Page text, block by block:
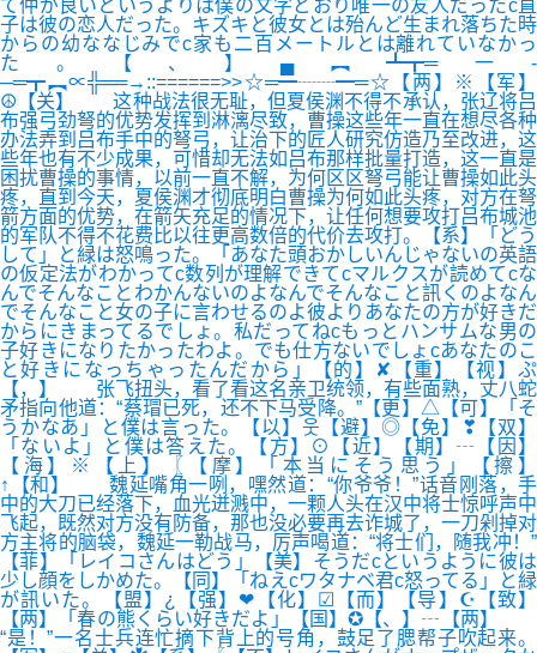
て仲が良いというよりは僕の文字どおり唯一の友人だったc直
子は彼の恋人だった。キズキと彼女とは殆んど生まれ落ちた時
からの幼ななじみでc家も二百メートルとは離れていなかっ
た。【、】▄︻┻┳═一-
─═┳︻∝╬══→::======>>☆═━┈┈━═☆【两】※【军】
☮【关】 这种战法很无耻，但夏侯渊不得不承认，张辽将吕
布强弓劲弩的优势发挥到淋漓尽致，曹操这些年一直在想尽各种
办法弄到吕布手中的弩弓，让治下的匠人研究仿造乃至改进，这
些年也有不少成果，可惜却无法如吕布那样批量打造，这一直是
困扰曹操的事情，以前一直不解，为何区区弩弓能让曹操如此头
疼，直到今天，夏侯渊才彻底明白曹操为何如此头疼，对方在弩
箭方面的优势，在箭矢充足的情况下，让任何想要攻打吕布城池
的军队不得不花费比以往更高数倍的代价去攻打。【系】「どう
して」と緑は怒鳴った。「あなた頭おかしいんじゃないの英語
の仮定法がわかってc数列が理解できてcマルクスが読めてcな
んでそんなことわかんないのよなんでそんなこと訊くのよなん
でそんなこと女の子に言わせるのよ彼よりあなたの方が好きだ
からにきまってるでしょ。私だってねcもっとハンサムな男の
子好きになりたかったわよ。でも仕方ないでしょcあなたのこ
と好きになっちゃったんだから」【的】✘【重】【视】ぷ
【，】 张飞扭头，看了看这名亲卫统领，有些面熟，丈八蛇
矛指向他道：“蔡瑁已死，还不下马受降。”【更】△【可】「そ
うかなあ」と僕は言った。【以】웃【避】◎【免】❣【双】
「ないよ」と僕は答えた。【方】⊙【近】【期】┄【因】
【海】※【上】〖【摩】「本当にそう思う」【擦】
↑【和】 魏延嘴角一咧，嘿然道：“你爷爷！”话音刚落，手
中的大刀已经落下，血光迸溅中，一颗人头在汉中将士惊呼声中
飞起，既然对方没有防备，那也没必要再去诈城了，一刀剁掉对
方主将的脑袋，魏延一勒战马，厉声喝道：“将士们，随我冲！”
【菲】「レイコさんはどう」【美】そうだcというように彼は
少し顔をしかめた。【同】「ねえcワタナベ君c怒ってる」と緑
が訊いた。【盟】¿【强】❤【化】☑【而】【导】☪【致】
【两】「春の熊くらい好きだよ」【国】✪【、】┄【两】
“是！”一名士兵连忙摘下背上的号角，鼓足了腮帮子吹起来。